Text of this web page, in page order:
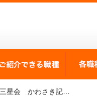
を探す ご紹介で